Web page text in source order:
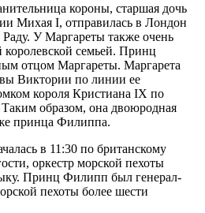
короны, старшая дочь
Михая I, отправилась в Лондон
У Маргареты также очень
королевской семьей. Принц
отцом Маргареты. Маргарета
Виктории по линии ее
короля Кристиана IX по
образом, она двоюродная
принца Филиппа.
в 11:30 по британскому
оркестр морской пехоты
Принц Филипп был генерал-
пехоты более шести